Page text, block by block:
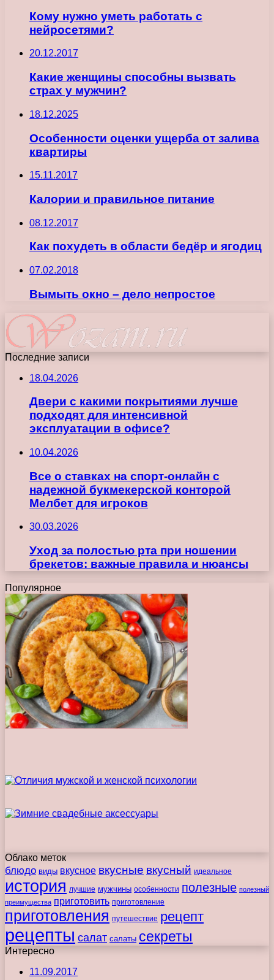
Кому нужно уметь работать с
нейросетями?
20.12.2017
Какие женщины способны вызвать
страх у мужчин?
18.12.2025
Особенности оценки ущерба от залива
квартиры
15.11.2017
Калории и правильное питание
08.12.2017
Как похудеть в области бедёр и ягодиц
07.02.2018
Вымыть окно – дело непростое
Последние записи
18.04.2026
Двери с какими покрытиями лучше
подходят для интенсивной
эксплуатации в офисе?
10.04.2026
Все о ставках на спорт-онлайн с
надежной букмекерской конторой
Мелбет для игроков
30.03.2026
Уход за полостью рта при ношении
брекетов: важные правила и нюансы
Популярное
Облако меток
блюдо виды вкусное вкусные вкусный идеальное
история лучшие мужчины особенности полезные полезный
преимущества приготовить приготовление
приготовления путешествие рецепт
рецепты салат салаты секреты
Интересно
11.09.2017